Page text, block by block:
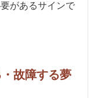
があるサインで
故障する夢